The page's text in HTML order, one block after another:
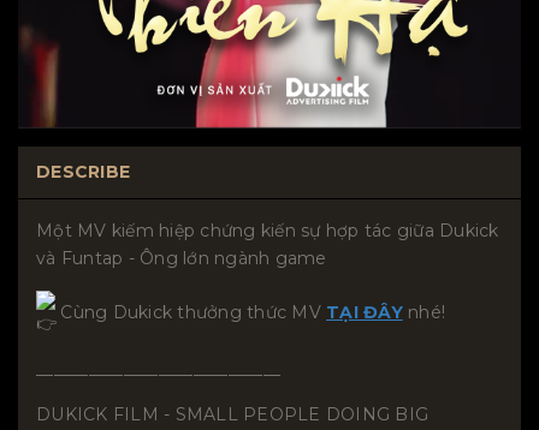
DESCRIBE
Một MV kiếm hiệp chứng kiến sự hợp tác giữa Dukick
và Funtap - Ông lớn ngành game
Cùng Dukick thưởng thức MV TẠI ĐÂYnhé!
DUKICK FILM - SMALL PEOPLE DOING BIG